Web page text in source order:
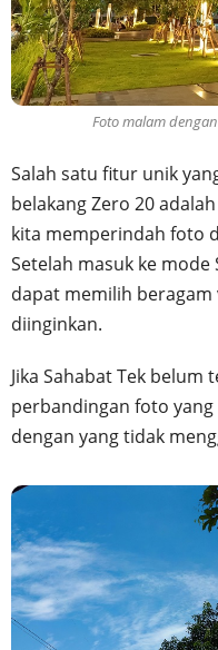
Foto malam
Salah satu fitur unik
belakang Zero 20
kita memperindah foto
Setelah masuk ke mode
dapat memilih
diinginkan.
Jika Sahabat Tek
perbandingan foto yang
dengan yang tidak